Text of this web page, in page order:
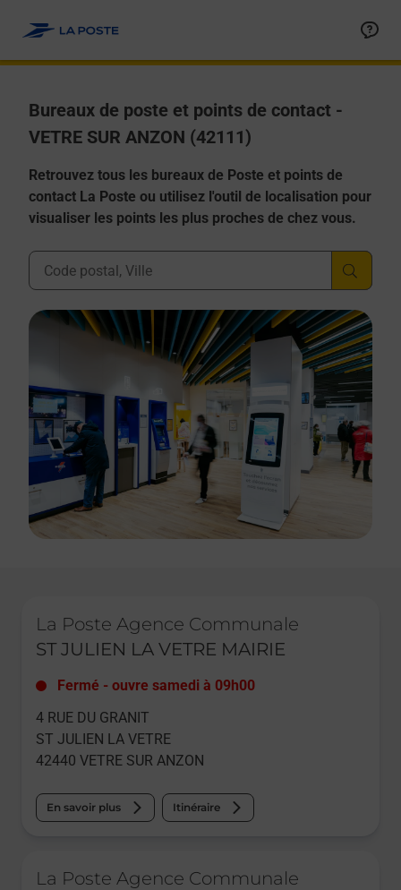
Bureaux de poste et points de contact -
VETRE SUR ANZON (42111)
Retrouvez tous les bureaux de Poste et points de
contact La Poste ou utilisez l'outil de localisation pour
visualiser les points les plus proches de chez vous.
Ville, Département, Code Postal
La Poste Agence Communale
ST JULIEN LA VETRE MAIRIE
Fermé - ouvre samedi à 09h00
4 RUE DU GRANIT
ST JULIEN LA VETRE
42440 VETRE SUR ANZON
En savoir plus Itinéraire
La Poste Agence Communale